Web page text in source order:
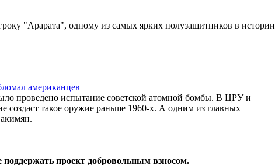
"Арарата", одному из самых ярких полузащитников в истории
американцев
проведено испытание советской атомной бомбы. В ЦРУ и
такое оружие раньше 1960-х. А одним из главных
проект добровольным взносом.